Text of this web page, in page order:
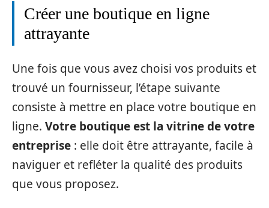
Créer une boutique en ligne
attrayante
Une fois que vous avez choisi vos produits et
trouvé un fournisseur, l’étape suivante
consiste à mettre en place votre boutique en
ligne. Votre boutique est la vitrine de votre
entreprise : elle doit être attrayante, facile à
naviguer et refléter la qualité des produits
que vous proposez.